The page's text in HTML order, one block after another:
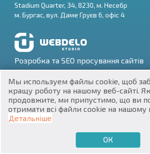
$
₽
₴
zł
Stadium Quarter, 34, 8230, м. Несебр
м. Бургас, вул. Даме Груєв 6, офіс 4
Розробка та SEO просування сайтів
ЕИК 201160903
Мы используем файлы cookie, щоб
кращу роботу на нашому веб-сайті.
продовжите, ми припустимо, що ви
отримати всі файли cookie на нашому
Детальніше
ОК